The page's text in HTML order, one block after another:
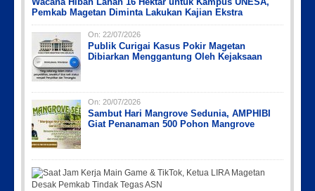
Pemkab Magetan Diminta Lakukan Kajian Ekstra
On: 22/07/2026
Publik Curigai Kasus Pokir Magetan
Dibiarkan Menggantung Oleh Kejaksaan
On: 20/07/2026
Sambut Hari Mangrove Sedunia, AMPHIBI
Giat Penanaman 500 Pohon Mangrove